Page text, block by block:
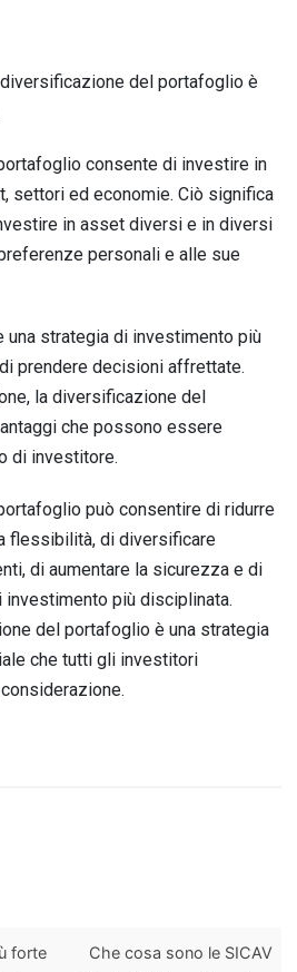
diversificazione del portafoglio è
afoglio consente di investire in
, settori ed economie. Ciò significa
ire in asset diversi e in diversi
erenze personali e alle sue
una strategia di investimento più
di prendere decisioni affrettate.
e, la diversificazione del
antaggi che possono essere
di investitore.
afoglio può consentire di ridurre
flessibilità, di diversificare
i, di aumentare la sicurezza e di
investimento più disciplinata.
ione del portafoglio è una strategia
iale che tutti gli investitori
considerazione.
forte
Che cosa sono le SICAV